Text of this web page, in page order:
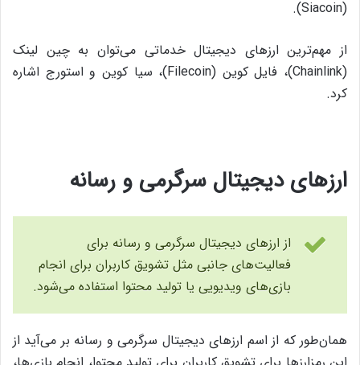
(Siacoin).
از مهم‌ترین ارزهای دیجیتال خدماتی می‌توان به چین لینک
(Chainlink)، فایل کوین (Filecoin)، سیا کوین و استورج اشاره
کرد.
ارزهای دیجیتال سرگرمی و رسانه
از ارزهای دیجیتال سرگرمی و رسانه برای
فعالیت‌های جانبی مثل تشویق کاربران برای انجام
بازی‌ها‌ی ویدیویی یا تولید محتوا استفاده می‌شود.
همان‌طور که از اسم ارزهای دیجیتال سرگرمی و رسانه بر می‌آید از